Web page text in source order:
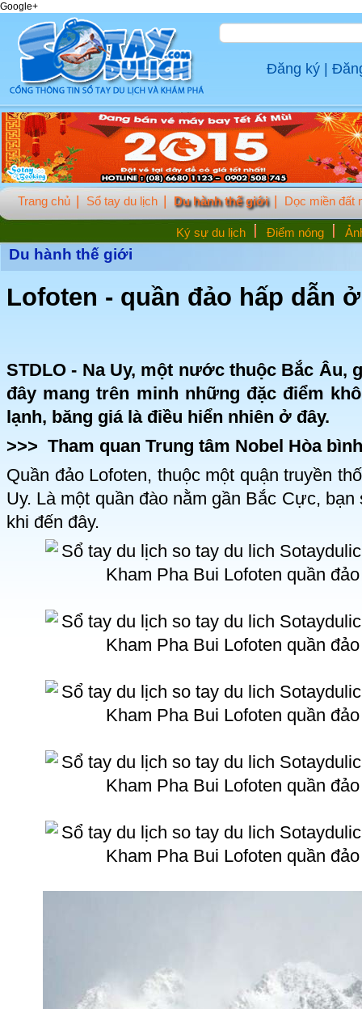
Google+
Đăng ký
Trang chủ Sổ tay du lịch Du hành thế giới
Ký sự du lịch Điểm nóng
Dọc miền đất
Du hành thế giới
Lofoten - quần đảo hấp dẫn
STDLO - Na Uy, một nước thuộc Bắc
đây mang trên minh những đặc điểm
lạnh, băng giá là điều hiển nhiên ở đây.
>>> Tham quan Trung tâm Nobel Hòa
Quần đảo Lofoten, thuộc một quận truyền
Uy. Là một quần đào nằm gần Bắc Cực,
khi đến đây.